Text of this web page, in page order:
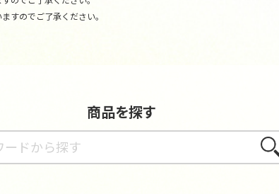
すのでご了承ください。
商品を探す
さが